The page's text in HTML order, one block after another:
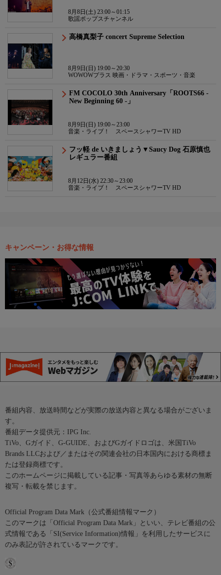
8月8日(土) 23:00～01:15
歌謡ポップスチャンネル
高橋真梨子 concert Supreme Selection
8月9日(日) 19:00～20:30
WOWOWプラス 映画・ドラマ・スポーツ・音楽
FM COCOLO 30th Anniversary「ROOTS66 -
New Beginning 60 -」
8月9日(日) 19:00～23:00
音楽・ライブ！ スペースシャワーTV HD
フッ軽 de いきましょう▼Saucy Dog 石原慎也
レギュラー番組
8月12日(水) 22:30～23:00
音楽・ライブ！ スペースシャワーTV HD
キャンペーン・お得な情報
番組内容、放送時間などが実際の放送内容と異なる場合がございま
す。
番組データ提供元：IPG Inc.
TiVo、Gガイド、G-GUIDE、およびGガイドロゴは、米国TiVo
Brands LLCおよび／またはその関連会社の日本国内における商標ま
たは登録商標です。
このホームページに掲載している記事・写真等あらゆる素材の無断
複写・転載を禁じます。
Official Program Data Mark（公式番組情報マーク）
このマークは「Official Program Data Mark」といい、テレビ番組の公
式情報である「SI(Service Information)情報」を利用したサービスに
のみ表記が許されているマークです。